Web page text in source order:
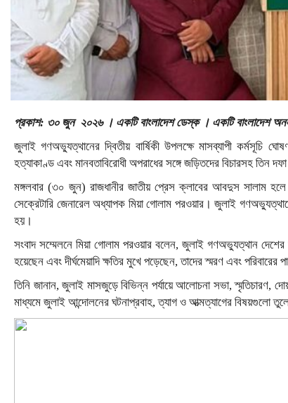
প্রকাশ: ৩০ জুন ২০২৬ । একটি বাংলাদেশ ডেস্ক । একটি বাংলাদেশ
জুলাই গণঅভ্যুত্থানের দ্বিতীয় বার্ষিকী উপলক্ষে মাসব্যাপী কর্মসূচি
হত্যাকাণ্ড এবং মানবতাবিরোধী অপরাধের সঙ্গে জড়িতদের বিচারসহ তিন দফা
মঙ্গলবার (৩০ জুন) রাজধানীর জাতীয় প্রেস ক্লাবের আবদুস সালাম
সেক্রেটারি জেনারেল অধ্যাপক মিয়া গোলাম পরওয়ার। জুলাই
হয়।
সংবাদ সম্মেলনে মিয়া গোলাম পরওয়ার বলেন, জুলাই গণঅভ্যুত্থান
হয়েছেন এবং দীর্ঘমেয়াদি ক্ষতির মুখে পড়েছেন, তাদের স্মরণ এবং পরিবারের
তিনি জানান, জুলাই মাসজুড়ে বিভিন্ন পর্যায়ে আলোচনা সভা, স্মৃতিচারণ,
মাধ্যমে জুলাই আন্দোলনের ঘটনাপ্রবাহ, ত্যাগ ও আত্মত্যাগের বিষয়গুলো